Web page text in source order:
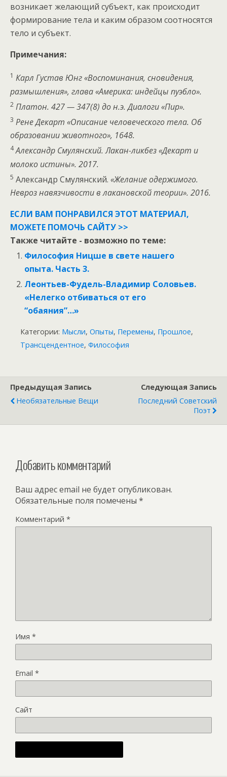
возникает желающий субъект, как происходит
формирование тела и каким образом соотносятся
тело и субъект.
Примечания:
1 Карл Густав Юнг «Воспоминания, сновидения,
размышления», глава «Америка: индейцы пуэбло».
2 Платон. 427 — 347(8) до н.э. Диалоги «Пир».
3 Рене Декарт «Описание человеческого тела. Об
образовании животного», 1648.
4 Александр Смулянский. Лакан-ликбез «Декарт и
молоко истины». 2017.
5 Александр Смулянский. «Желание одержимого.
Невроз навязчивости в лакановской теории». 2016.
ЕСЛИ ВАМ ПОНРАВИЛСЯ ЭТОТ МАТЕРИАЛ,
МОЖЕТЕ ПОМОЧЬ САЙТУ >>
Также читайте - возможно по теме:
Философия Ницше в свете нашего
опыта. Часть 3.
Леонтьев-Фудель-Владимир Соловьев.
«Нелегко отбиваться от его
“обаяния”…»
Категории: Мысли, Опыты, Перемены, Прошлое,
Трансцендентное, Философия
Предыдущая Запись
Необязательные Вещи
Следующая Запись
Последний Советский
Поэт
Добавить комментарий
Ваш адрес email не будет опубликован.
Обязательные поля помечены *
Комментарий *
Имя *
Email *
Сайт